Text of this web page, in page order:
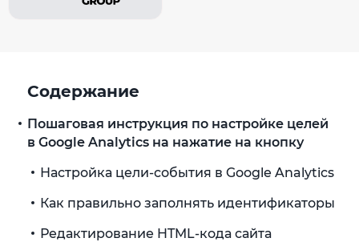
Содержание
Пошаговая инструкция по настройке целей
в Google Analytics на нажатие на кнопку
Настройка цели-события в Google Analytics
Как правильно заполнять идентификаторы
Редактирование HTML-кода сайта